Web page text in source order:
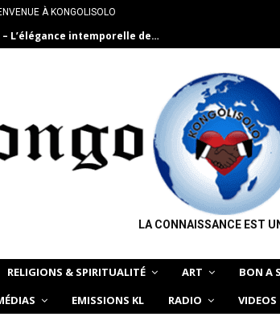
À KONGOLISOLO
L’élégance intemporelle de…
LA CONNAISSANCE EST
RELIGIONS & SPIRITUALITÉ ART BON A
EMISSIONS KL RADIO VIDEOS